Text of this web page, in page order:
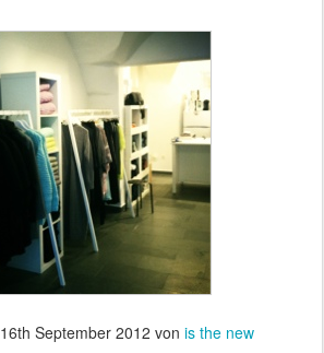
16th September 2012 von is the new